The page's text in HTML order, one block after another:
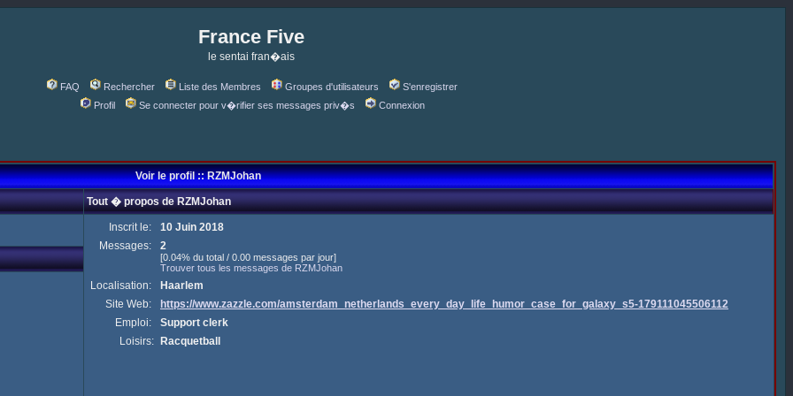
France Five
le sentai fran�ais
FAQ Rechercher Liste des Membres Groupes d'utilisateurs
S'enregistrer
Profil
Se connecter pour v�rifier ses messages priv�s Connexion
Voir le profil :: RZMJohan
Tout � propos de RZMJohan
Inscrit le:
10 Juin 2018
Messages:
2
[0.04% du total / 0.00 messages par jour]
Trouver tous les messages de RZMJohan
Localisation:
Haarlem
Site Web:
https://www.zazzle.com/amsterdam_netherlands_every_day_life_humor_case_for_galaxy_s5-179111045506112
Emploi:
Support clerk
Loisirs:
Racquetball